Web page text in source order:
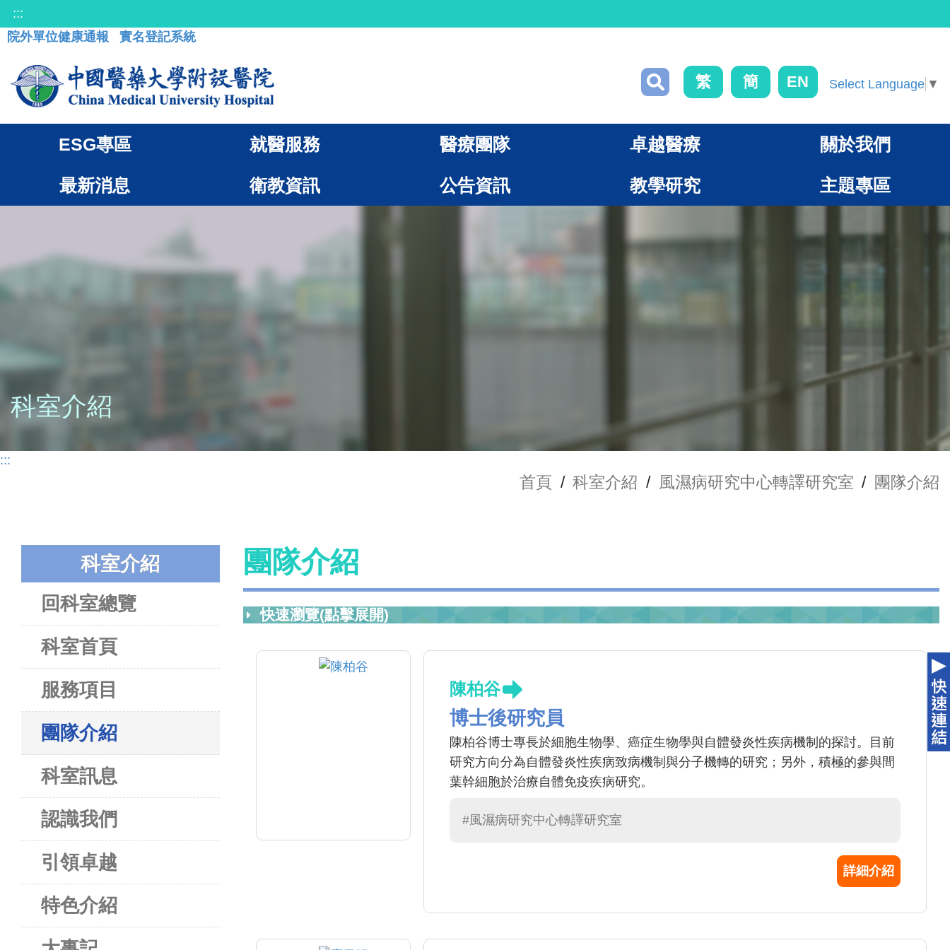
:::
院外單位健康通報
實名登記系統
繁 簡 EN Select Language ▼
ESG專區 就醫服務 醫療團隊 卓越醫療 關於我們
最新消息 衛教資訊 公告資訊 教學研究 主題專區
科室介紹
:::
首頁 / 科室介紹 / 風濕病研究中心轉譯研究室 / 團隊介紹
科室介紹
回科室總覽
科室首頁
服務項目
團隊介紹
科室訊息
認識我們
引領卓越
特色介紹
團隊介紹
快速瀏覽(點擊展開)
陳柏谷
博士後研究員
陳柏谷博士專長於細胞生物學、癌症生物學與自體發炎性疾病機制的探討。目前
研究方向分為自體發炎性疾病致病機制與分子機轉的研究；另外，積極的參與間
葉幹細胞於治療自體免疫疾病研究。
#風濕病研究中心轉譯研究室
詳細介紹